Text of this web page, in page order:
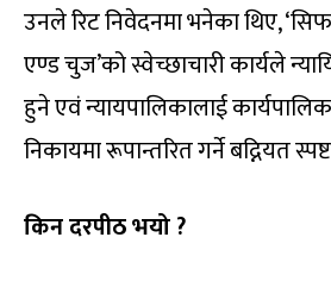
उनले रिट निवेदनमा भनेका थिए,
एण्ड चुज’को स्वेच्छाचारी कार्यले
हुने एवं न्यायपालिकालाई
निकायमा रूपान्तरित गर्ने बद्नियत
किन दरपीठ भयो ?